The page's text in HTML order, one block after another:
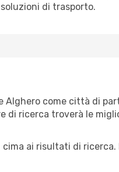
di trasporto.
Alghero come città di
di ricerca troverà le
ai risultati di